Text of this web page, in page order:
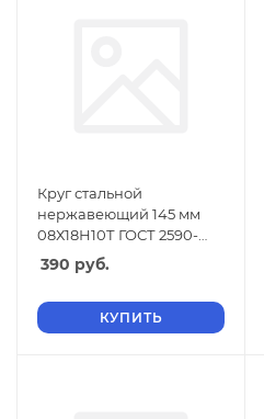
Круг стальной
нержавеющий 145 мм
08Х18Н10Т ГОСТ 2590-
2006
390 руб.
КУПИТЬ